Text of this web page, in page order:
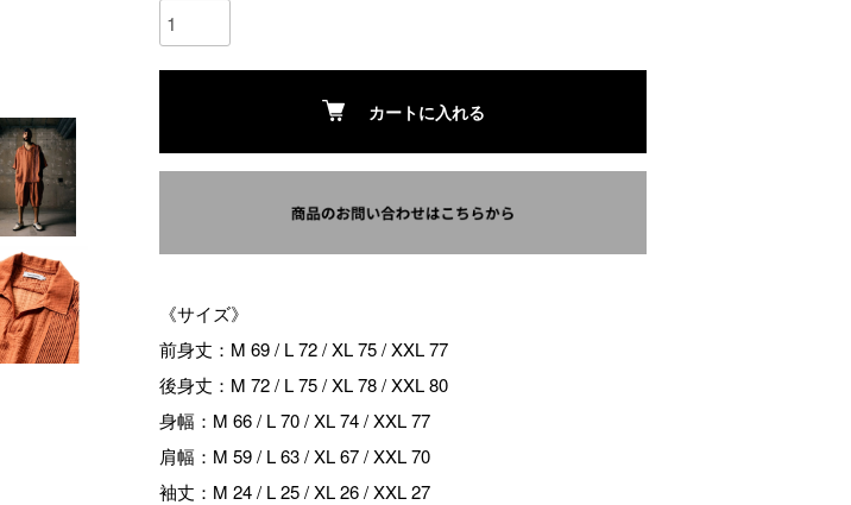
カートに入れる
《サイズ》
前身丈：M 69 / L 72 / XL 75 / XXL 77
後身丈：M 72 / L 75 / XL 78 / XXL 80
身幅：M 66 / L 70 / XL 74 / XXL 77
肩幅：M 59 / L 63 / XL 67 / XXL 70
袖丈：M 24 / L 25 / XL 26 / XXL 27